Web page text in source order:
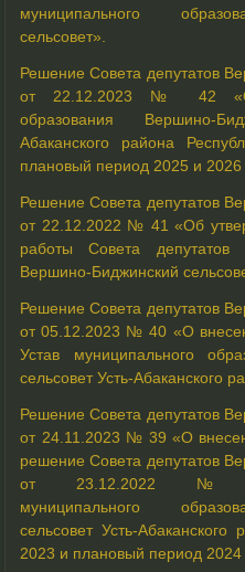
муниципального
сельсовет».
Решение Совета депутатов
от 22.12.2023 № 42 «О
образования Вершино-
Абаканского района
плановый период 2025 и 2026
Решение Совета депутатов
от 22.12.2022 № 41 «Об
работы Совета депутатов
Вершино-Биджинский
Решение Совета депутатов
от 05.12.2023 № 40 «О
Устав муниципального
сельсовет Усть-Абаканского
Решение Совета депутатов
от 24.11.2023 № 39 «О
решение Совета депутатов
от 23.12.2022
муниципального
сельсовет Усть-
2023 и плановый период 2024